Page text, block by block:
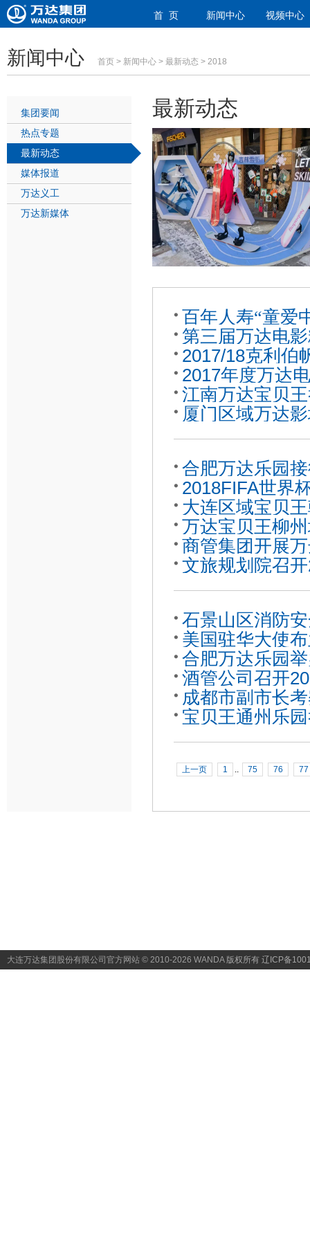
首 页 新闻中心 视频中心
新闻中心 首页 > 新闻中心 > 最新动态 > 2018
集团要闻
热点专题
最新动态
媒体报道
万达义工
万达新媒体
最新动态
百年人寿“童爱
晓
第三届万达电
2017/18克利伯
2017年度万达
江南万达宝贝
厦门区域万达
合肥万达乐园
2018FIFA世界
官
大连区域宝贝
动
万达宝贝王柳
商管集团开展
文旅规划院召
石景山区消防
场召开
美国驻华大使
园
合肥万达乐园
赛
酒管公司召开
成都市副市长
宝贝王通州乐
上一页 1 .. 75 76 77
大连万达集团股份有限公司官方网站 © 2010-2026 WANDA 版权所有 辽ICP备